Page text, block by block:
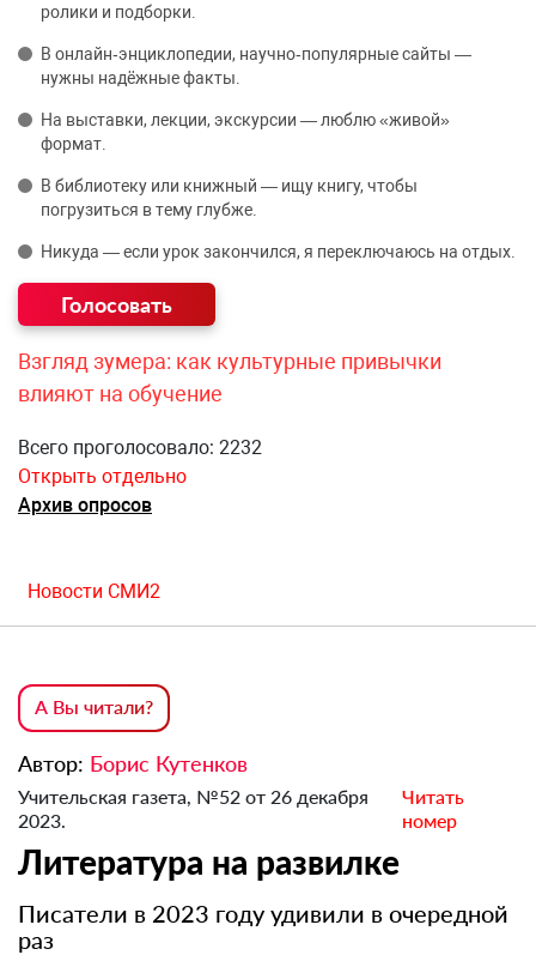
ролики и подборки.
В онлайн‑энциклопедии, научно‑популярные сайты —
нужны надёжные факты.
На выставки, лекции, экскурсии — люблю «живой»
формат.
В библиотеку или книжный — ищу книгу, чтобы
погрузиться в тему глубже.
Никуда — если урок закончился, я переключаюсь на отдых.
Взгляд зумера: как культурные привычки
влияют на обучение
Всего проголосовало: 2232
Открыть отдельно
Архив опросов
Новости СМИ2
А Вы читали?
Автор: Борис Кутенков
Учительская газета, №52 от 26 декабря
2023.
Читать
номер
Литература на развилке
Писатели в 2023 году удивили в очередной
раз